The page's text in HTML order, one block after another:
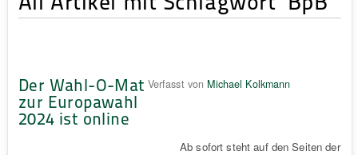
Der Wahl-O-Mat
zur Europawahl
2024 ist online
Verfasst von Michael Kolkmann
Ab sofort steht auf den Seiten der